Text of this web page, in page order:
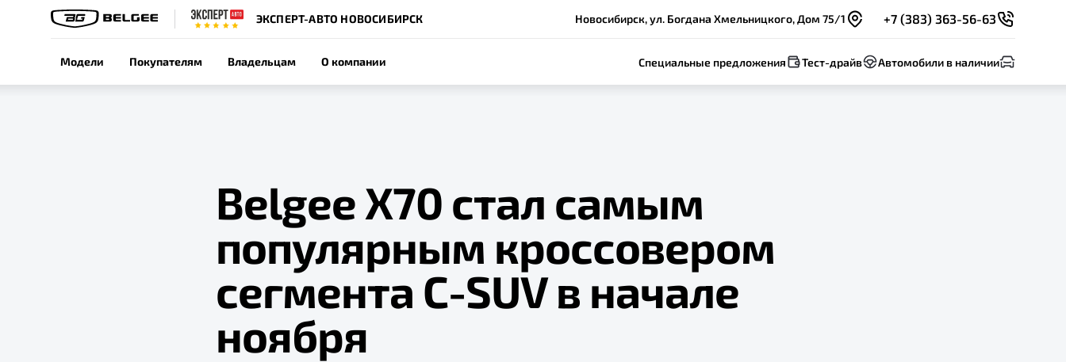
ЭКСПЕРТ-АВТО НОВОСИБИРСК Новосибирск, ул. Богдана Хмельницкого, Дом 75/1 +7 (383) 363-56-63
Модели Покупателям Владельцам О компании Специальные предложения Тест-драйв Автомобили в наличии
Belgee Х70 стал самым
популярным кроссовером
сегмента C-SUV в начале
ноября